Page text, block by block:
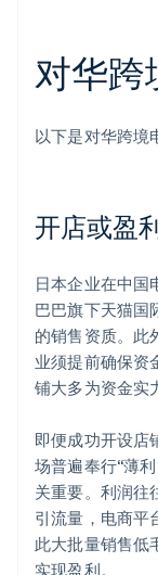
对华跨
以下是对华跨境
开店或盈
日本企业在中国
巴巴旗下天猫国
的销售资质。此
业须提前确保资
铺大多为资金实
即便成功开设店
场普遍奉行“薄
关重要。利润往
引流量，电商平
此大批量销售低
实现盈利。